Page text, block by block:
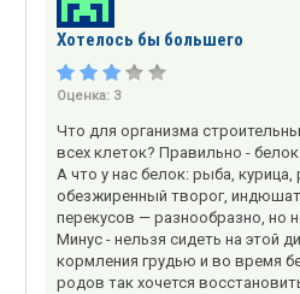
Хотелось бы большего
Оценка: 3
Что для организма
всех клеток? Правильно -
А что у нас белок: рыба, курица,
обезжиренный творог,
перекусов — разнообразно, но
Минус - нельзя сидеть на этой
кормления грудью и во время
родов так хочется